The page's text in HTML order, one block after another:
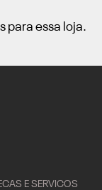
para essa loja.
E SERVICOS